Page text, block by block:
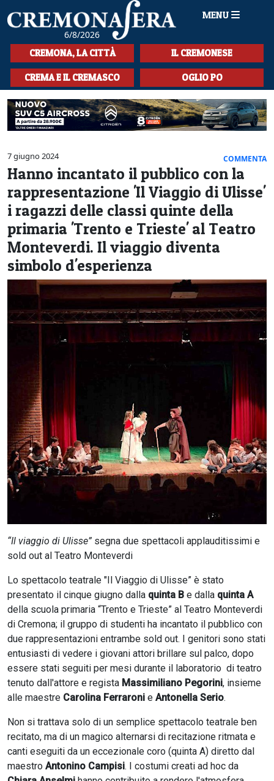
6/8/2026
MENU
HOME
CRONACA
SPORT
LA MUSICA
CULTURA
LA STORIA
SPETTACOLI
L'EDITORIALE
SEZIONI
CERCA
CREMONA, LA CITTÀ IL CREMONESE
CREMA E IL CREMASCO OGLIO PO
7 giugno 2024 COMMENTA
Hanno incantato il pubblico con la
rappresentazione 'Il Viaggio di Ulisse'
i ragazzi delle classi quinte della
primaria 'Trento e Trieste' al Teatro
Monteverdi. Il viaggio diventa
simbolo d'esperienza
“Il viaggio di Ulisse” segna due spettacoli applauditissimi e
sold out al Teatro Monteverdi
Lo spettacolo teatrale "Il Viaggio di Ulisse” è stato
presentato il cinque giugno dalla quinta B e dalla quinta A
della scuola primaria “Trento e Trieste” al Teatro Monteverdi
di Cremona; il gruppo di studenti ha incantato il pubblico con
due rappresentazioni entrambe sold out. I genitori sono stati
entusiasti di vedere i giovani attori brillare sul palco, dopo
essere stati seguiti per mesi durante il laboratorio di teatro
tenuto dall'attore e regista Massimiliano Pegorini, insieme
alle maestre Carolina Ferraroni e Antonella Serio.
Non si trattava solo di un semplice spettacolo teatrale ben
recitato, ma di un magico alternarsi di recitazione ritmata e
canti eseguiti da un eccezionale coro (quinta A) diretto dal
maestro Antonino Campisi. I costumi creati ad hoc da